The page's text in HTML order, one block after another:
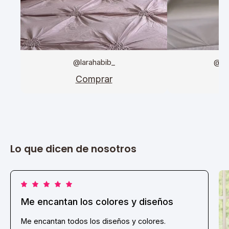
@larahabib_
Comprar
Lo que dicen de nosotros
Me encantan los colores y diseños
Me encantan todos los diseños y colores.